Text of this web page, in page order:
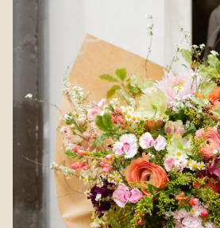
tout autre succès de la vie. Livraison
ses environs par votre artiste